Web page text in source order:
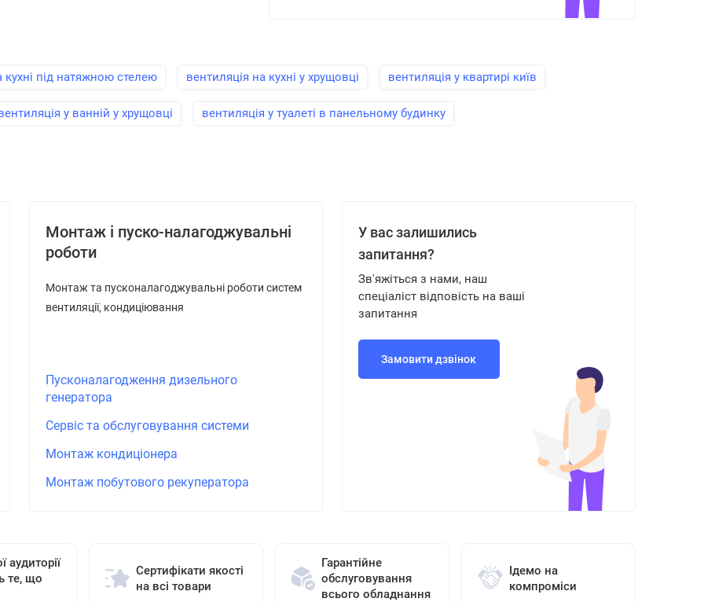
кухні під натяжною стелею вентиляція на кухні у хрущовці вентиляція у квартирі київ
у ванній у хрущовці вентиляція у туалеті в панельному будинку
Монтаж і пуско-налагоджувальні
роботи
Монтаж та пусконалагоджувальні роботи систем
вентиляції, кондиціювання
Пусконалагодження дизельного
генератора
Сервіс та обслуговування системи
Монтаж кондиціонера
Монтаж побутового рекуператора
У вас залишились
запитання?
Зв'яжіться з нами, наш
спеціаліст відповість на ваші
запитання
Замовити дзвінок
аудиторії
те, що
Сертифікати якості
на всі товари
Гарантійне
обслуговування
всього обладнання
Ідемо на
компроміси